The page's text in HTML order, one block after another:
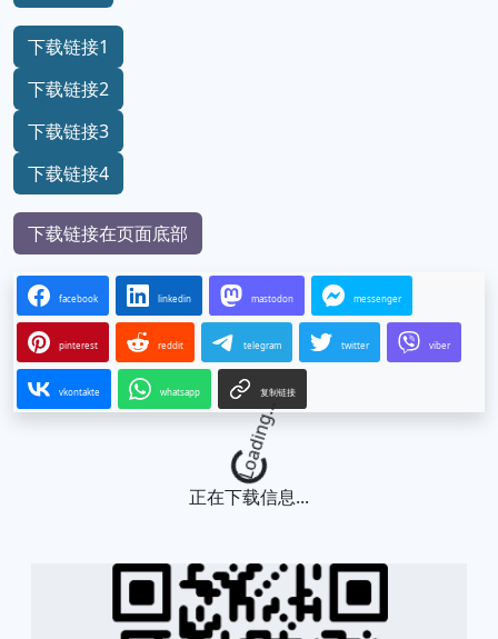
下载链接1
下载链接2
下载链接3
下载链接4
下载链接在页面底部
facebook linkedin mastodon messenger
pinterest reddit telegram twitter viber
vkontakte whatsapp 复制链接
Loading...
正在下载信息...